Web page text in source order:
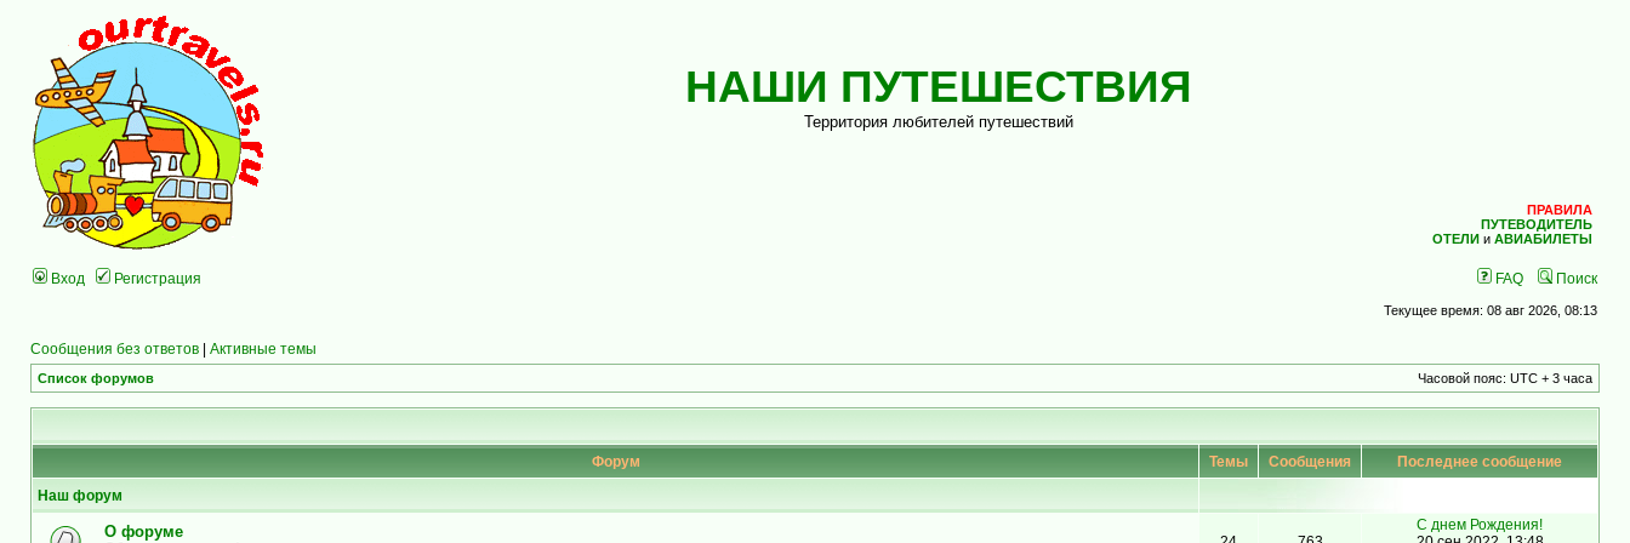
НАШИ ПУТЕШЕСТВИЯ
Территория любителей путешествий
ПРАВИЛА
ПУТЕВОДИТЕЛЬ
ОТЕЛИ и АВИАБИЛЕТЫ
Вход Регистрация FAQ Поиск
Текущее время: 08 авг 2026, 08:13
Сообщения без ответов | Активные темы
Список форумов Часовой пояс: UTC + 3 часа
Форум Темы Сообщения Последнее сообщение
Наш форум
О форуме
С днем Рождения!